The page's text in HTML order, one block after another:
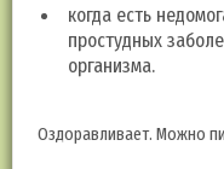
когда есть
простудных
организма.
Оздоравливает. Можно